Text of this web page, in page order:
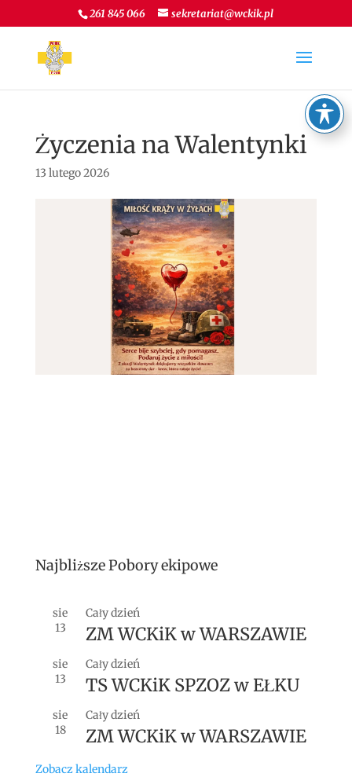
261 845 066 sekretariat@wckik.pl
Życzenia na Walentynki
13 lutego 2026
Najbliższe Pobory ekipowe
sie
13
Cały dzień
ZM WCKiK w WARSZAWIE
sie
13
Cały dzień
TS WCKiK SPZOZ w EŁKU
sie
18
Cały dzień
ZM WCKiK w WARSZAWIE
Zobacz kalendarz